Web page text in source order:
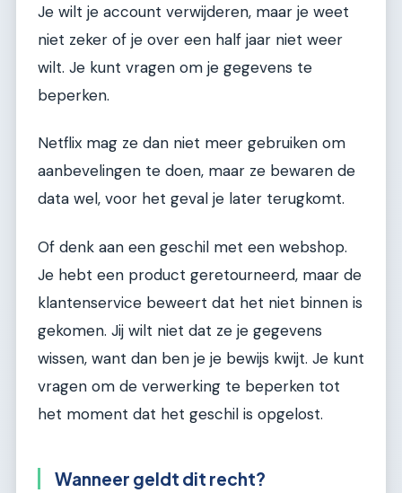
Je wilt je account verwijderen, maar je weet
niet zeker of je over een half jaar niet weer
wilt. Je kunt vragen om je gegevens te
beperken.
Netflix mag ze dan niet meer gebruiken om
aanbevelingen te doen, maar ze bewaren de
data wel, voor het geval je later terugkomt.
Of denk aan een geschil met een webshop.
Je hebt een product geretourneerd, maar de
klantenservice beweert dat het niet binnen is
gekomen. Jij wilt niet dat ze je gegevens
wissen, want dan ben je je bewijs kwijt. Je kunt
vragen om de verwerking te beperken tot
het moment dat het geschil is opgelost.
Wanneer geldt dit recht?